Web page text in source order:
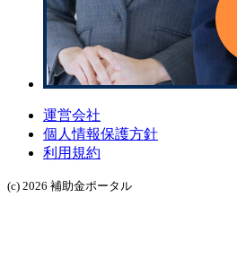
運営会社
個人情報保護方針
利用規約
(c) 2026 補助金ポータル